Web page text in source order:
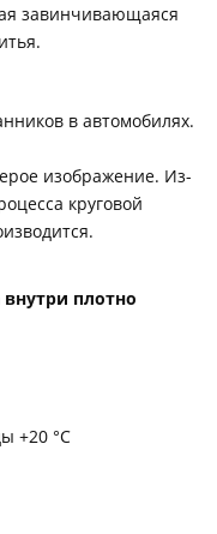
завинчивающаяся
в автомобилях.
изображение. Из-
круговой
плотно
+20 °С